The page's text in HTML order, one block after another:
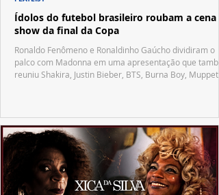
Ídolos do futebol brasileiro roubam a cena
show da final da Copa
Ronaldo Fenômeno e Ronaldinho Gaúcho dividiram o
palco com Madonna em uma apresentação que
reuniu Shakira, Justin Bieber, BTS, Burna Boy, Muppets,